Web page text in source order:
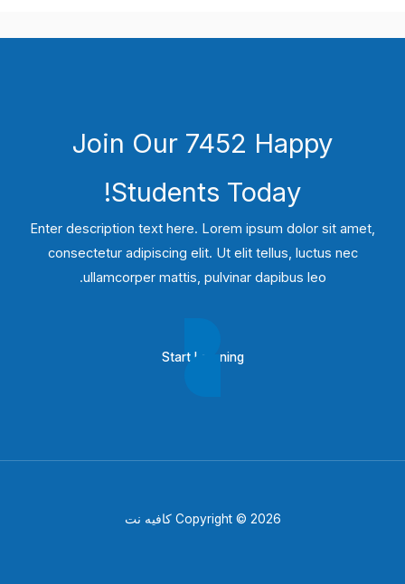
Join Our 7452 Happy
Students​ Today!
Enter description text here. Lorem ipsum dolor sit amet,
consectetur adipiscing elit. Ut elit tellus, luctus nec
ullamcorper mattis, pulvinar dapibus leo.​
Start Learning
Copyright © 2026 كافيه نت